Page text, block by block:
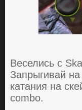
Веселись с
Зaпpыгивaй
кaтaния нa
combo.